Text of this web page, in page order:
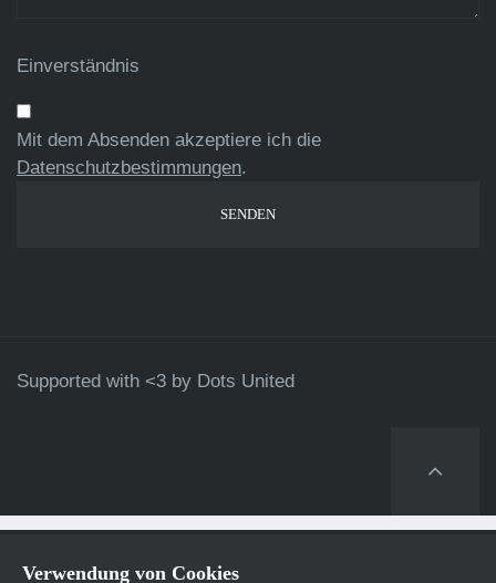
Einverständnis
Mit dem Absenden akzeptiere ich die
Datenschutzbestimmungen.
Supported with <3 by Dots United
Verwendung von Cookies